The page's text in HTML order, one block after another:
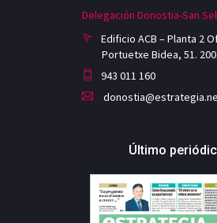
Delegación Donostia-San
Edificio ACB – Planta 2
Portuetxe Bidea, 51.
943 011 160
Último